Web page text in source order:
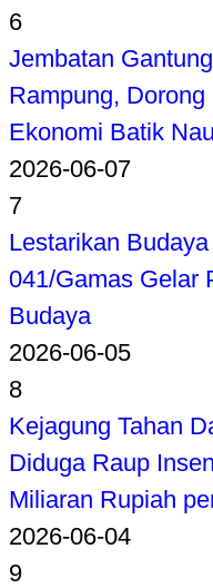
6
Jembatan
Rampung,
Ekonomi Batik Nau
2026-06-07
7
Lestarikan
041/Gamas Gelar
Budaya
2026-06-05
8
Kejagung Tahan
Diduga Raup
Miliaran Rupiah
2026-06-04
9